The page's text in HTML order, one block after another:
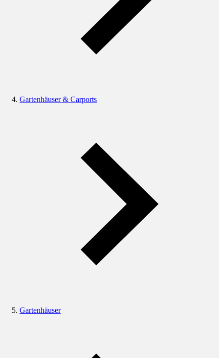
Gartenhäuser & Carports
Gartenhäuser